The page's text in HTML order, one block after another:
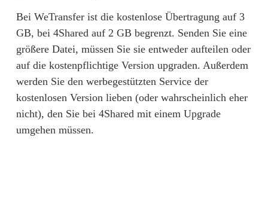
Bei WeTransfer ist die kostenlose Übertragung auf 3
GB, bei 4Shared auf 2 GB begrenzt. Senden Sie eine
größere Datei, müssen Sie sie entweder aufteilen oder
auf die kostenpflichtige Version upgraden. Außerdem
werden Sie den werbegestützten Service der
kostenlosen Version lieben (oder wahrscheinlich eher
nicht), den Sie bei 4Shared mit einem Upgrade
umgehen müssen.